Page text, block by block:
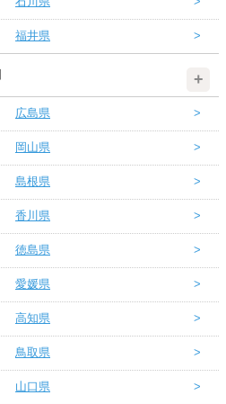
福井県
広島県
岡山県
島根県
香川県
徳島県
愛媛県
高知県
鳥取県
山口県